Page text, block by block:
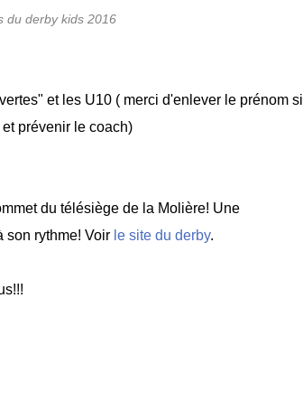
du derby kids 2016
et les U10 ( merci d'enlever le prénom si
prévenir le coach)
du télésiège de la Molière! Une
son rythme! Voir le site du derby.